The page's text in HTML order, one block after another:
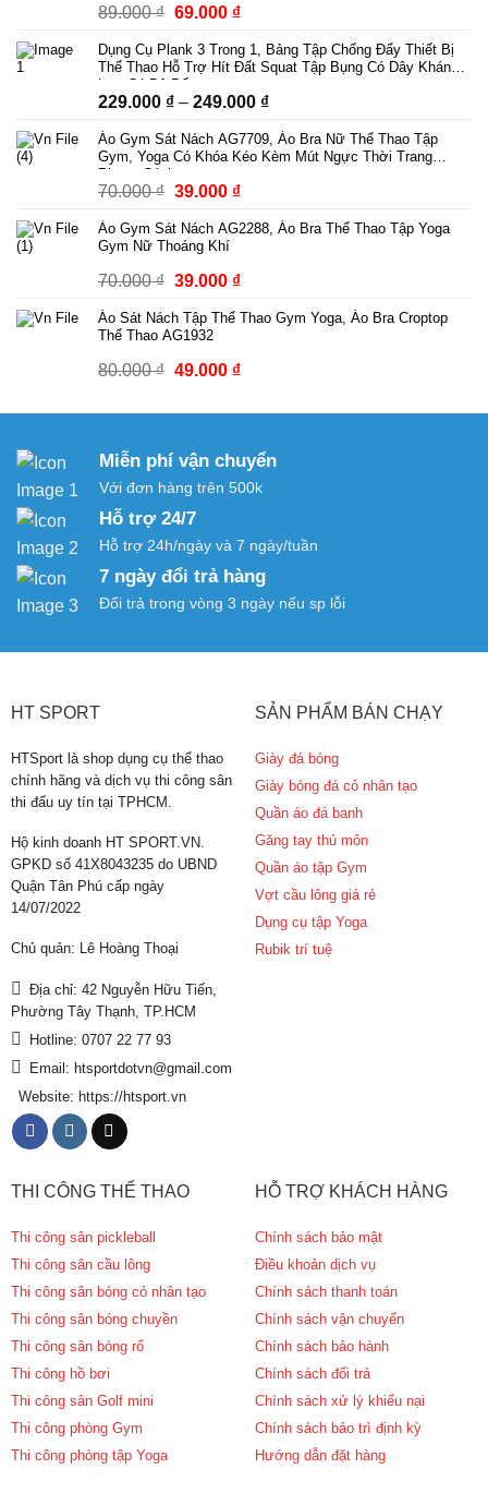
89.000₫ Giá
là:
89.000 ₫.
69.000 ₫Giá
tại
69.000 ₫.
Dụng Cụ Plank 3 Trong 1, Bảng Tập Chống Đẩy Thiết Bị
Thể Thao Hỗ Trợ Hít Đất Squat Tập Bụng Có Dây Kháng
Lực Có Bộ Đếm
229.000 ₫ – 249.000 ₫Khoảng
từ
229.000 ₫
Áo Gym Sát Nách AG7709, Áo Bra Nữ Thể Thao Tập
Gym, Yoga Có Khóa Kéo Kèm Mút Ngực Thời Trang
Phong Cách
70.000₫ Giá
là:
70.000 ₫.
39.000 ₫Giá
tại
39.000 ₫.
Áo Gym Sát Nách AG2288, Áo Bra Thể Thao Tập Yoga
Gym Nữ Thoáng Khí
70.000₫ Giá
là:
39.000 ₫Giá
tại
39.000 ₫.
Áo Sát Nách Tập Thể Thao Gym Yoga, Áo Bra Croptop
Thể Thao AG1932
80.000₫ Giá
là:
49.000 ₫Giá
tại
49.000 ₫.
Miễn phí vận chuyển
Với đơn hàng trên 500k
Hỗ trợ 24/7
Hỗ trợ 24h/ngày và 7 ngày/tuần
7 ngày đổi trả hàng
Đổi trả trong vòng 3 ngày nếu sp lỗi
HT SPORT
HTSport là shop dụng cụ thể thao
chính hãng và dịch vụ thi công sân
thi đấu uy tín tại TPHCM.
Hộ kinh doanh HT SPORT.VN.
GPKD số 41X8043235 do UBND
Quận Tân Phú cấp ngày
14/07/2022
Chủ quản: Lê Hoàng Thoại
Địa chỉ: 42 Nguyễn Hữu Tiến,
Phường Tây Thạnh, TP.HCM
Hotline: 0707 22 77 93
Email: htsportdotvn@gmail.com
Website: https://htsport.vn
SẢN PHẨM BÁN CHẠY
Giày đá bóng
Giày bóng đá cỏ nhân tạo
Quần áo đá banh
Găng tay thủ môn
Quần áo tập Gym
Vợt cầu lông giá rẻ
Dụng cụ tập Yoga
Rubik trí tuệ
THI CÔNG THỂ THAO
Thi công sân pickleball
Thi công sân cầu lông
Thi công sân bóng cỏ nhân tạo
Thi công sân bóng chuyền
Thi công sân bóng rổ
Thi công hồ bơi
Thi công sân Golf mini
Thi công phòng Gym
Thi công phòng tập Yoga
HỖ TRỢ KHÁCH HÀNG
Chính sách bảo mật
Điều khoản dịch vụ
Chính sách thanh toán
Chính sách vận chuyển
Chính sách bảo hành
Chính sách đổi trả
Chính sách xử lý khiếu nại
Chính sách bảo trì định kỳ
Hướng dẫn đặt hàng